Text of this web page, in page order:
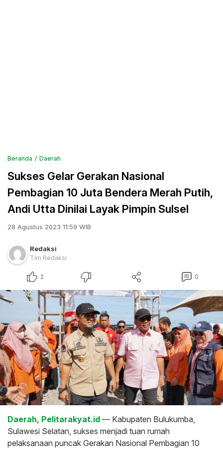
Beranda Daerah
Sukses Gelar Gerakan Nasional
Pembagian 10 Juta Bendera Merah Putih,
Andi Utta Dinilai Layak Pimpin Sulsel
28 Agustus 2023 11:59 WIB
Redaksi
Tim Redaksi
2 0
Daerah, Pelitarakyat.id — Kabupaten Bulukumba,
Sulawesi Selatan, sukses menjadi tuan rumah
pelaksanaan puncak Gerakan Nasional Pembagian 10